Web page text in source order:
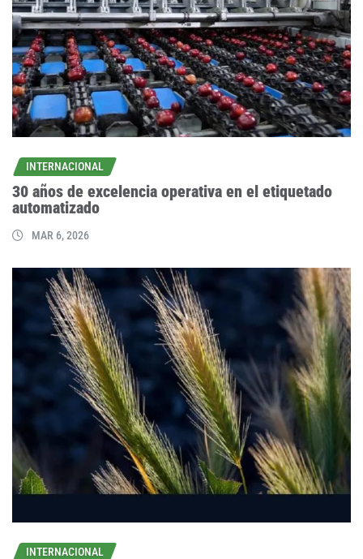
INTERNACIONAL
30 años de excelencia operativa en el etiquetado
automatizado
MAR 6, 2026
INTERNACIONAL